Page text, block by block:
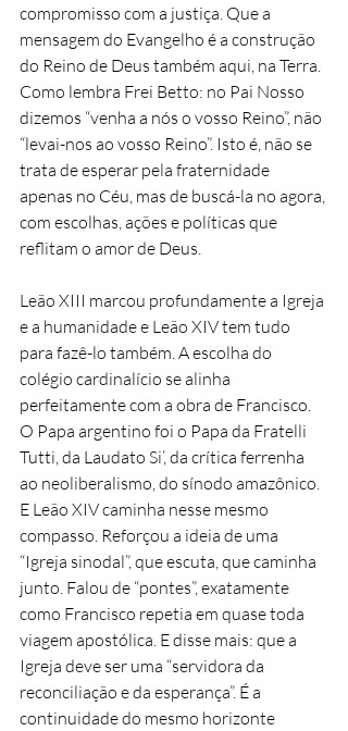
compromisso com a justiça. Que a
mensagem do Evangelho é a construção
do Reino de Deus também aqui, na Terra.
Como lembra Frei Betto: no Pai Nosso
dizemos “venha a nós o vosso Reino”, não
“levai-nos ao vosso Reino”. Isto é, não se
trata de esperar pela fraternidade
apenas no Céu, mas de buscá-la no agora,
com escolhas, ações e políticas que
reflitam o amor de Deus.
Leão XIII marcou profundamente a Igreja
e a humanidade e Leão XIV tem tudo
para fazê-lo também. A escolha do
colégio cardinalício se alinha
perfeitamente com a obra de Francisco.
O Papa argentino foi o Papa da Fratelli
Tutti, da Laudato Si’, da crítica ferrenha
ao neoliberalismo, do sínodo amazônico.
E Leão XIV caminha nesse mesmo
compasso. Reforçou a ideia de uma
“Igreja sinodal”, que escuta, que caminha
junto. Falou de “pontes”, exatamente
como Francisco repetia em quase toda
viagem apostólica. E disse mais: que a
Igreja deve ser uma “servidora da
reconciliação e da esperança”. É a
continuidade do mesmo horizonte